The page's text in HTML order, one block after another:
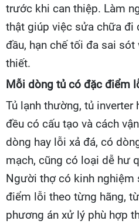
trước khi can thiệp. Làm
thật giúp việc sửa chữa đi
đầu, hạn chế tối đa sai
thiết.
Mỗi dòng tủ có đặc điểm
Tủ lạnh thường, tủ
đều có cấu tạo và cách
dòng hay lỗi xả đá, có
mạch, cũng có loại dễ hư
Người thợ có kinh nghiệm
điểm lỗi theo từng hãng,
phương án xử lý phù hợp